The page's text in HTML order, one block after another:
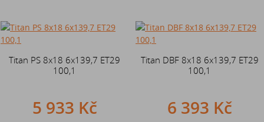
Titan PS 8x18 6x139,7 ET29
100,1
5 933 Kč
Titan DBF 8x18 6x139,7 ET29
100,1
6 393 Kč